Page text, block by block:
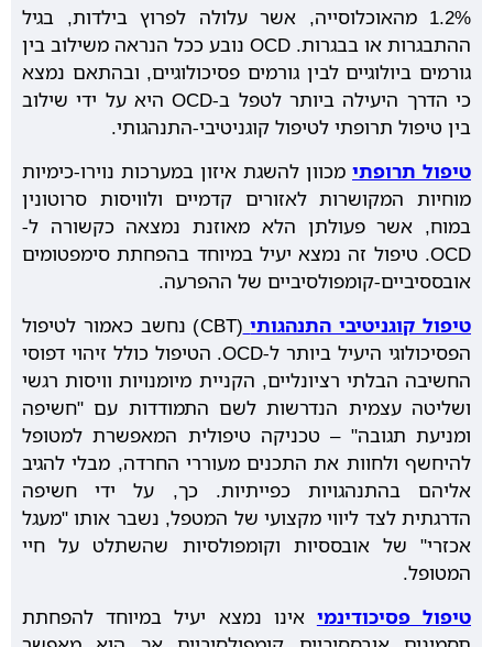
1.2% מהאוכלוסייה, אשר עלולה לפרוץ בילדות, בגיל
ההתבגרות או בבגרות. OCD נובע ככל הנראה משילוב בין
גורמים ביולוגיים לבין גורמים פסיכולוגיים, ובהתאם נמצא
כי הדרך היעילה ביותר לטפל ב-OCD היא על ידי שילוב
בין טיפול תרופתי לטיפול קוגניטיבי-התנהגותי.
טיפול תרופתי מכוון להשגת איזון במערכות נוירו-כימיות
מוחיות המקושרות לאזורים קדמיים ולוויסות סרוטונין
במוח, אשר פעולתן הלא מאוזנת נמצאה כקשורה ל-
OCD. טיפול זה נמצא יעיל במיוחד בהפחתת סימפטומים
אובססיביים-קומפולסיביים של ההפרעה.
טיפול קוגניטיבי התנהגותי
(CBT) נחשב כאמור לטיפול
הפסיכולוגי היעיל ביותר ל-OCD. הטיפול כולל זיהוי דפוסי
החשיבה הבלתי רציונליים, הקניית מיומנויות וויסות רגשי
ושליטה עצמית הנדרשות לשם התמודדות עם "חשיפה
ומניעת תגובה" – טכניקה טיפולית המאפשרת למטופל
להיחשף ולחוות את התכנים מעוררי החרדה, מבלי להגיב
אליהם בהתנהגויות כפייתיות. כך, על ידי חשיפה
הדרגתית לצד ליווי מקצועי של המטפל, נשבר אותו "מעגל
אכזרי" של אובססיות וקומפולסיות שהשתלט על חיי
המטופל.
טיפול פסיכודינמי אינו נמצא יעיל במיוחד להפחתת